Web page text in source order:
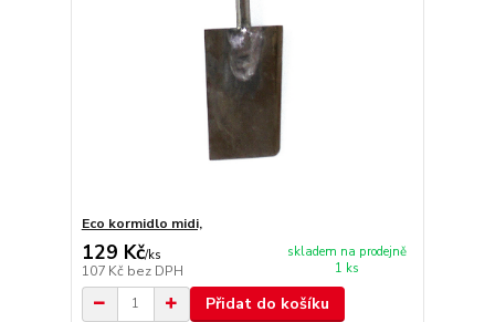
Eco kormidlo midi,
129 Kč/ks
107 Kč bez DPH
skladem na prodejně
1 ks
Přidat do košíku